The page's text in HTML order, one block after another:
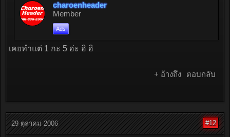
charoenheader
Member
Ads
เคยทำแต่ 1 กะ 5 อ่ะ อิ อิ
+ อ้างถึง ตอบกลับ
29 ตุลาคม 2006 #12